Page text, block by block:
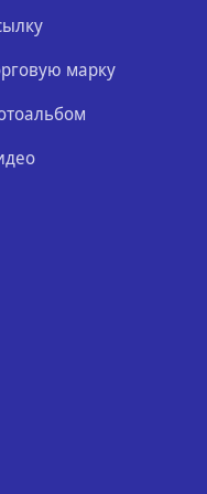
марку